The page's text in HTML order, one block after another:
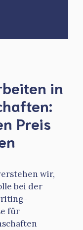
in
Preis
wir,
bei der
für